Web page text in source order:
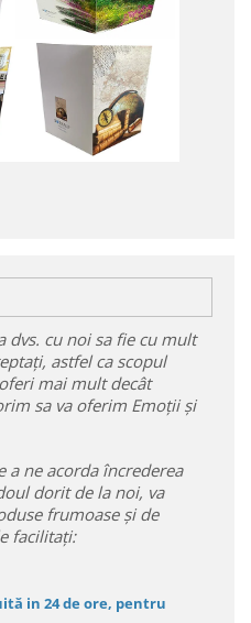
dvs. cu noi sa fie cu mult
astfel ca scopul
mai mult decât
sa va oferim Emoții și
a ne acorda încrederea
dorit de la noi, va
frumoase și de
facilitați:
in 24 de ore, pentru